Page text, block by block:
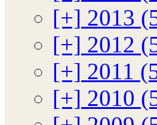
[+] 2013
[+] 2012
[+] 2011
[+] 2010